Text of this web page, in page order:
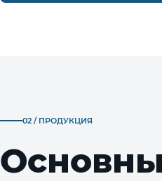
02 / ПРОДУКЦИЯ